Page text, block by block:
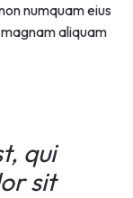
numquam eius
aliquam
qui
sit